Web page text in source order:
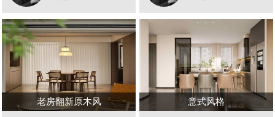
老房翻新原木风 意式风格